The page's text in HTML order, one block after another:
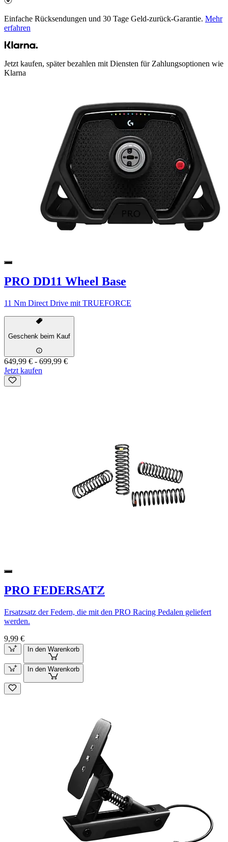
Einfache Rücksendungen und 30 Tage Geld-zurück-Garantie. Mehr
erfahren
Jetzt kaufen, später bezahlen mit Diensten für Zahlungsoptionen wie
Klarna
PRO DD11 Wheel Base
11 Nm Direct Drive mit TRUEFORCE
Geschenk beim Kauf
649,99 € - 699,99 €
Jetzt kaufen
PRO FEDERSATZ
Ersatzsatz der Federn, die mit den PRO Racing Pedalen geliefert
werden.
9,99 €
In den Warenkorb
In den Warenkorb